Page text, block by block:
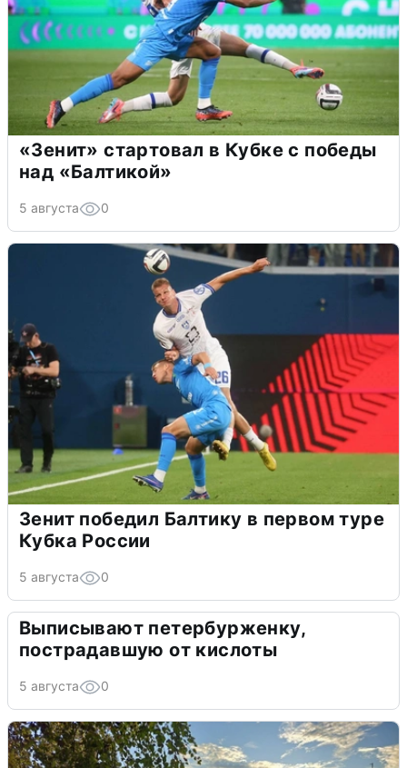
«Зенит» стартовал в Кубке с победы
над «Балтикой»
5 августа 0
Зенит победил Балтику в первом туре
Кубка России
5 августа 0
Выписывают петербурженку,
пострадавшую от кислоты
5 августа 0